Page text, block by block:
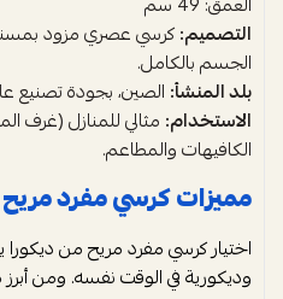
التصميم:كرسي عصري مزود
الجسم بالكامل.
بلد المنشأ: الصين، بجودة تصنيع
الاستخدام: مثالي للمنازل (غرف
الكافيهات والمطاعم.
مميزات كرسي مفرد مريح
اختيار كرسي مفرد مريح من
وديكورية في الوقت نفسه. ومن أبرز